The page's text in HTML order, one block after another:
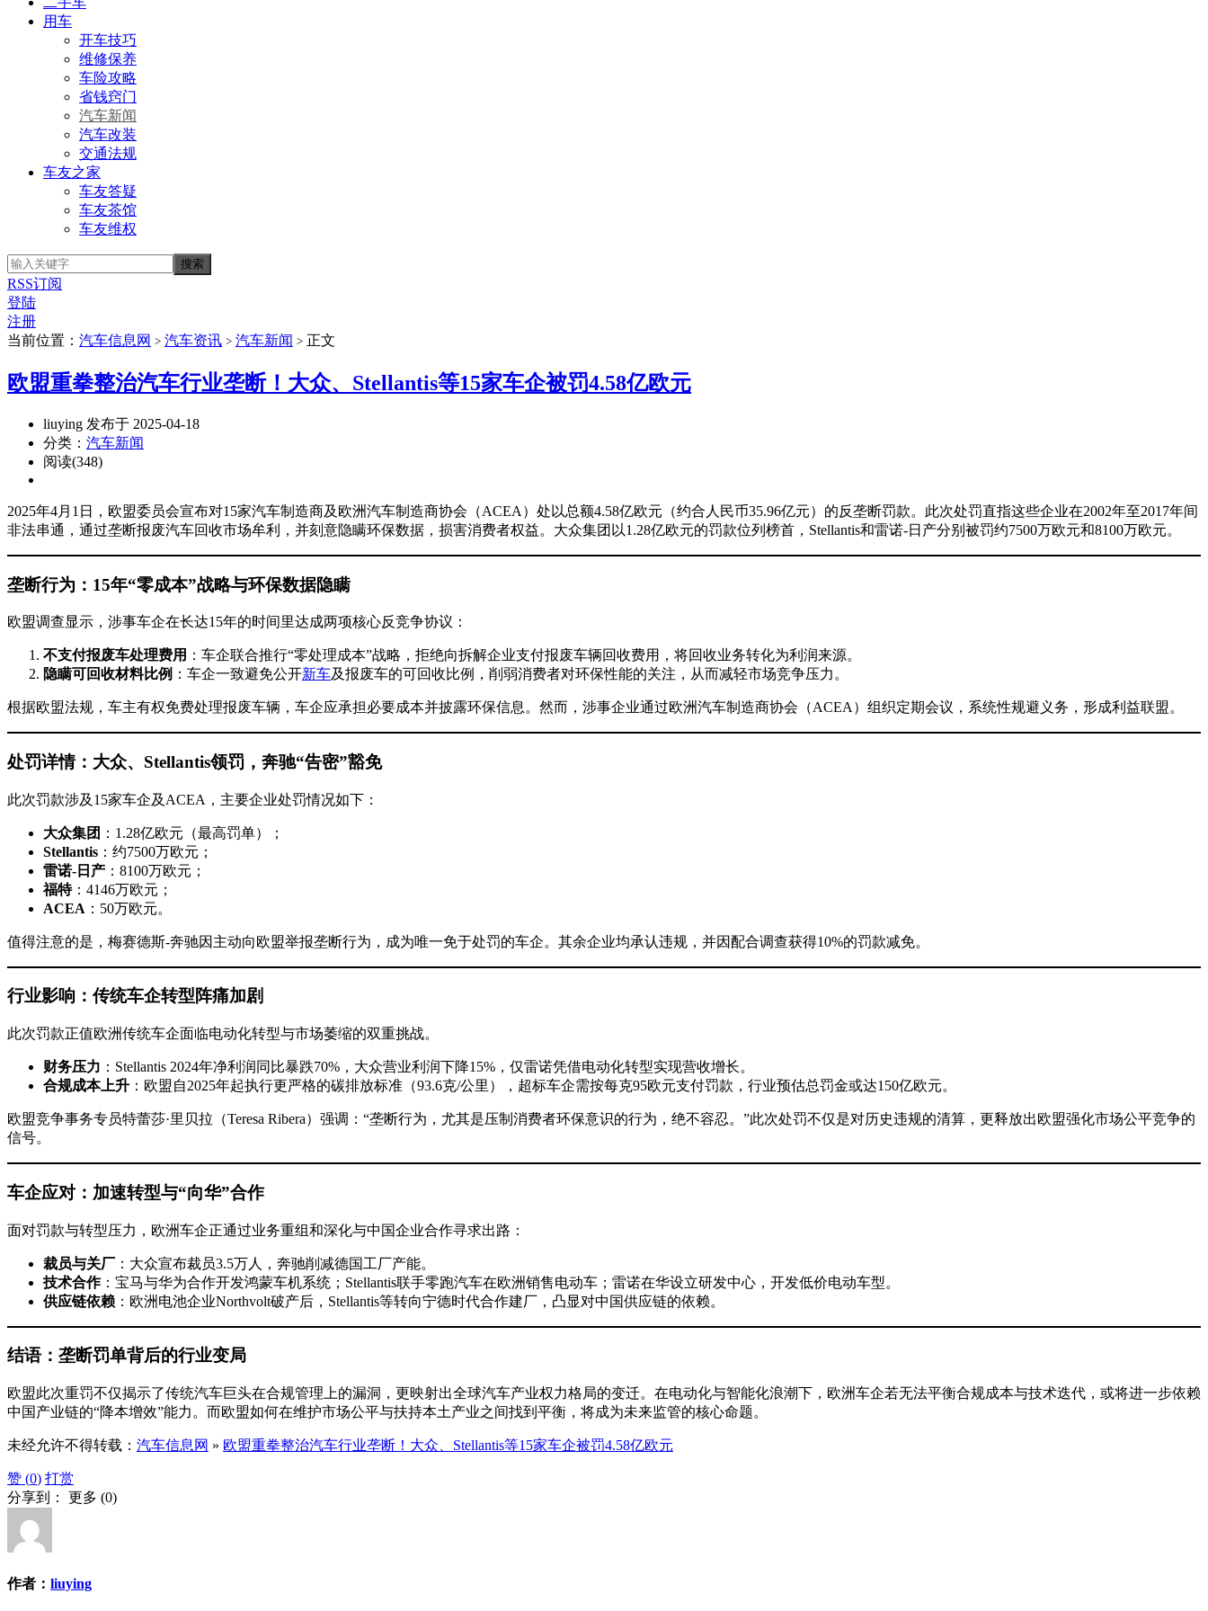
用车
开车技巧
维修保养
车险攻略
省钱窍门
汽车新闻
汽车改装
交通法规
车友之家
车友答疑
车友茶馆
车友维权
RSS订阅
登陆
注册
当前位置： 汽车信息网 > 汽车资讯 > 汽车新闻 > 正文
欧盟重拳整治汽车行业垄断！大众、Stellantis等15家车企被罚4.58亿欧元
liuying 发布于 2025-04-18
分类： 汽车新闻
阅读(348)
2025年4月1日，欧盟委员会宣布对15家汽车制造商及欧洲汽车制造商协会（ACEA）处以总额4.58亿欧元（约合人民币35.96亿元）的反垄断罚款。此次处罚直指这些企业在2002年至2017年间
非法串通，通过垄断报废汽车回收市场牟利，并刻意隐瞒环保数据，损害消费者权益。大众集团以1.28亿欧元的罚款位列榜首，Stellantis和雷诺-日产分别被罚约7500万欧元和8100万欧元。
垄断行为：15年“零成本”战略与环保数据隐瞒
欧盟调查显示，涉事车企在长达15年的时间里达成两项核心反竞争协议：
不支付报废车处理费用 ：车企联合推行“零处理成本”战略，拒绝向拆解企业支付报废车辆回收费用，将回收业务转化为利润来源。
隐瞒可回收材料比例 ：车企一致避免公开新车及报废车的可回收比例，削弱消费者对环保性能的关注，从而减轻市场竞争压力。
根据欧盟法规，车主有权免费处理报废车辆，车企应承担必要成本并披露环保信息。然而，涉事企业通过欧洲汽车制造商协会（ACEA）组织定期会议，系统性规避义务，形成利益联盟。
处罚详情：大众、Stellantis领罚，奔驰“告密”豁免
此次罚款涉及15家车企及ACEA，主要企业处罚情况如下：
大众集团 ：1.28亿欧元（最高罚单）；
Stellantis ：约7500万欧元；
雷诺-日产 ：8100万欧元；
福特：4146万欧元；
ACEA ：50万欧元。
值得注意的是，梅赛德斯-奔驰因主动向欧盟举报垄断行为，成为唯一免于处罚的车企。其余企业均承认违规，并因配合调查获得10%的罚款减免。
行业影响：传统车企转型阵痛加剧
此次罚款正值欧洲传统车企面临电动化转型与市场萎缩的双重挑战。
财务压力 ：Stellantis 2024年净利润同比暴跌70%，大众营业利润下降15%，仅雷诺凭借电动化转型实现营收增长。
合规成本上升 ：欧盟自2025年起执行更严格的碳排放标准（93.6克/公里），超标车企需按每克95欧元支付罚款，行业预估总罚金或达150亿欧元。
欧盟竞争事务专员特蕾莎·里贝拉（Teresa Ribera）强调：“垄断行为，尤其是压制消费者环保意识的行为，绝不容忍。”此次处罚不仅是对历史违规的清算，更释放出欧盟强化市场公平竞争的
信号。
车企应对：加速转型与“向华”合作
面对罚款与转型压力，欧洲车企正通过业务重组和深化与中国企业合作寻求出路：
裁员与关厂 ：大众宣布裁员3.5万人，奔驰削减德国工厂产能。
技术合作：宝马与华为合作开发鸿蒙车机系统；Stellantis联手零跑汽车在欧洲销售电动车；雷诺在华设立研发中心，开发低价电动车型。
供应链依赖 ：欧洲电池企业Northvolt破产后，Stellantis等转向宁德时代合作建厂，凸显对中国供应链的依赖。
结语：垄断罚单背后的行业变局
欧盟此次重罚不仅揭示了传统汽车巨头在合规管理上的漏洞，更映射出全球汽车产业权力格局的变迁。在电动化与智能化浪潮下，欧洲车企若无法平衡合规成本与技术迭代，或将进一步依赖
中国产业链的“降本增效”能力。而欧盟如何在维护市场公平与扶持本土产业之间找到平衡，将成为未来监管的核心命题。
未经允许不得转载： 汽车信息网 » 欧盟重拳整治汽车行业垄断！大众、Stellantis等15家车企被罚4.58亿欧元
赞 (0) 打赏
分享到： 更多 (0)
作者： liuying